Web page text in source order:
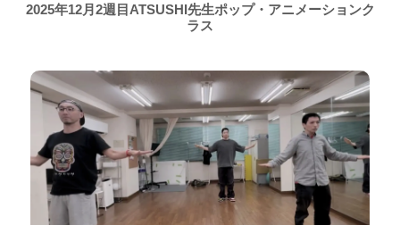
2025年12月2週目ATSUSHI先生ポップ・アニメーションク
ラス